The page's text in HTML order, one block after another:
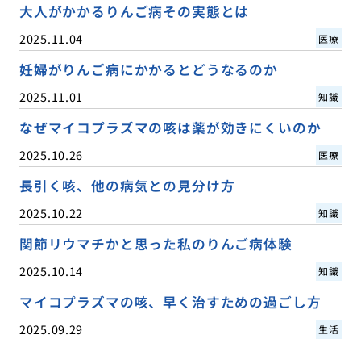
大人がかかるりんご病その実態とは
2025.11.04 医療
妊婦がりんご病にかかるとどうなるのか
2025.11.01 知識
なぜマイコプラズマの咳は薬が効きにくいのか
2025.10.26 医療
長引く咳、他の病気との見分け方
2025.10.22 知識
関節リウマチかと思った私のりんご病体験
2025.10.14 知識
マイコプラズマの咳、早く治すための過ごし方
2025.09.29 生活